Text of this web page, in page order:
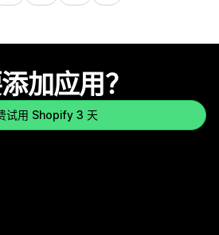
加应用？
试用 Shopify 3 天